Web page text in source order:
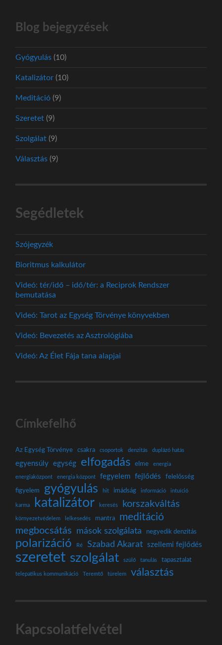
Blog bejegyzések
Gyógyulás (10)
Katalizátor (10)
Meditáció (9)
Szeretet (9)
Szolgálat (9)
Választás (9)
Segédletek
Szójegyzék
Bioritmus kalkulátor
Videó: tér/idő – idő/tér: a Reciprok Rendszer
bemutatása
Videó: Tarot az Egység Törvénye könyvekben
Videó: Bevezetés az Asztrológiába
Videó: Az Élet Fája tana alapjai
Címkefelhő
Az Egység Törvénye csakra csoportok denzitás duplázó hatás
egyensúly egység elfogadás elme energia
energiaközpont energia központ fegyelem fejlődés
felelősség
figyelem
gyógyulás hit imádság információ intuíció
karma katalizátor keresés korszakváltás
környezetvédelem lelkesedés mantra meditáció
megbocsátás mások szolgálata negyedik denzitás
polarizáció Ré Szabad Akarat szellemi fejlődés
szeretet szolgálat szülő tanulás tapasztalat
telepatikus kommunikáció Teremtő türelem választás
Kapcsolatfelvétel